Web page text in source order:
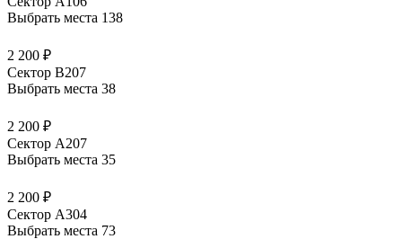
Выбрать места 138
2 200 ₽
Сектор В207
Выбрать места 38
2 200 ₽
Сектор А207
Выбрать места 35
2 200 ₽
Сектор А304
Выбрать места 73